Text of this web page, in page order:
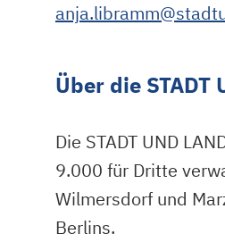
Über die STADT
Die STADT UND
9.000 für Dritte
Wilmersdorf und
Berlins.